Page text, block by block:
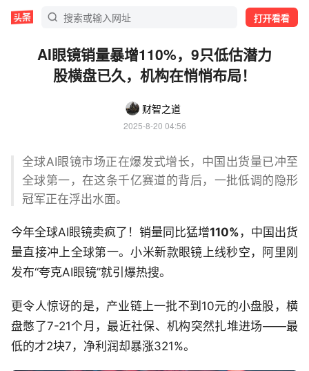
打开看看
AI眼镜销量暴增110%，9只低估潜力
股横盘已久，机构在悄悄布局！
财智之道
2025-8-20 04:56
全球AI眼镜市场正在爆发式增长，中国出货量已冲至
全球第一，在这条千亿赛道的背后，一批低调的隐形
冠军正在浮出水面。
今年全球AI眼镜卖疯了！销量同比猛增110% ，中国出货
量直接冲上全球第一。小米新款眼镜上线秒空，阿里刚
发布“夸克AI眼镜”就引爆热搜。
更令人惊讶的是，产业链上一批不到10元的小盘股，横
盘憋了7-21个月，最近社保、机构突然扎堆进场——最
低的才2块7，净利润却暴涨321%。